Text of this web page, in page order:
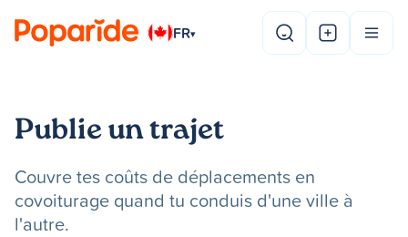
FR▾
Publie un trajet
Couvre tes coûts de déplacements en
covoiturage quand tu conduis d'une ville à
l'autre.